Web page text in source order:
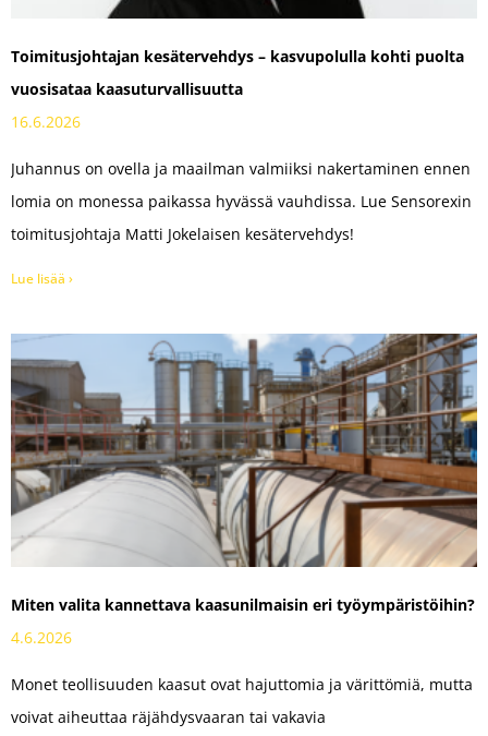
Toimitusjohtajan kesätervehdys – kasvupolulla kohti puolta
vuosisataa kaasuturvallisuutta
16.6.2026
Juhannus on ovella ja maailman valmiiksi nakertaminen ennen
lomia on monessa paikassa hyvässä vauhdissa. Lue Sensorexin
toimitusjohtaja Matti Jokelaisen kesätervehdys!
Lue lisää ›
Miten valita kannettava kaasun­ilmaisin eri työympäristöihin?
4.6.2026
Monet teollisuuden kaasut ovat hajuttomia ja värittömiä, mutta
voivat aiheuttaa räjähdysvaaran tai vakavia